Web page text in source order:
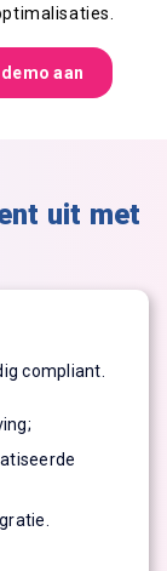
aan
uit met
compliant.